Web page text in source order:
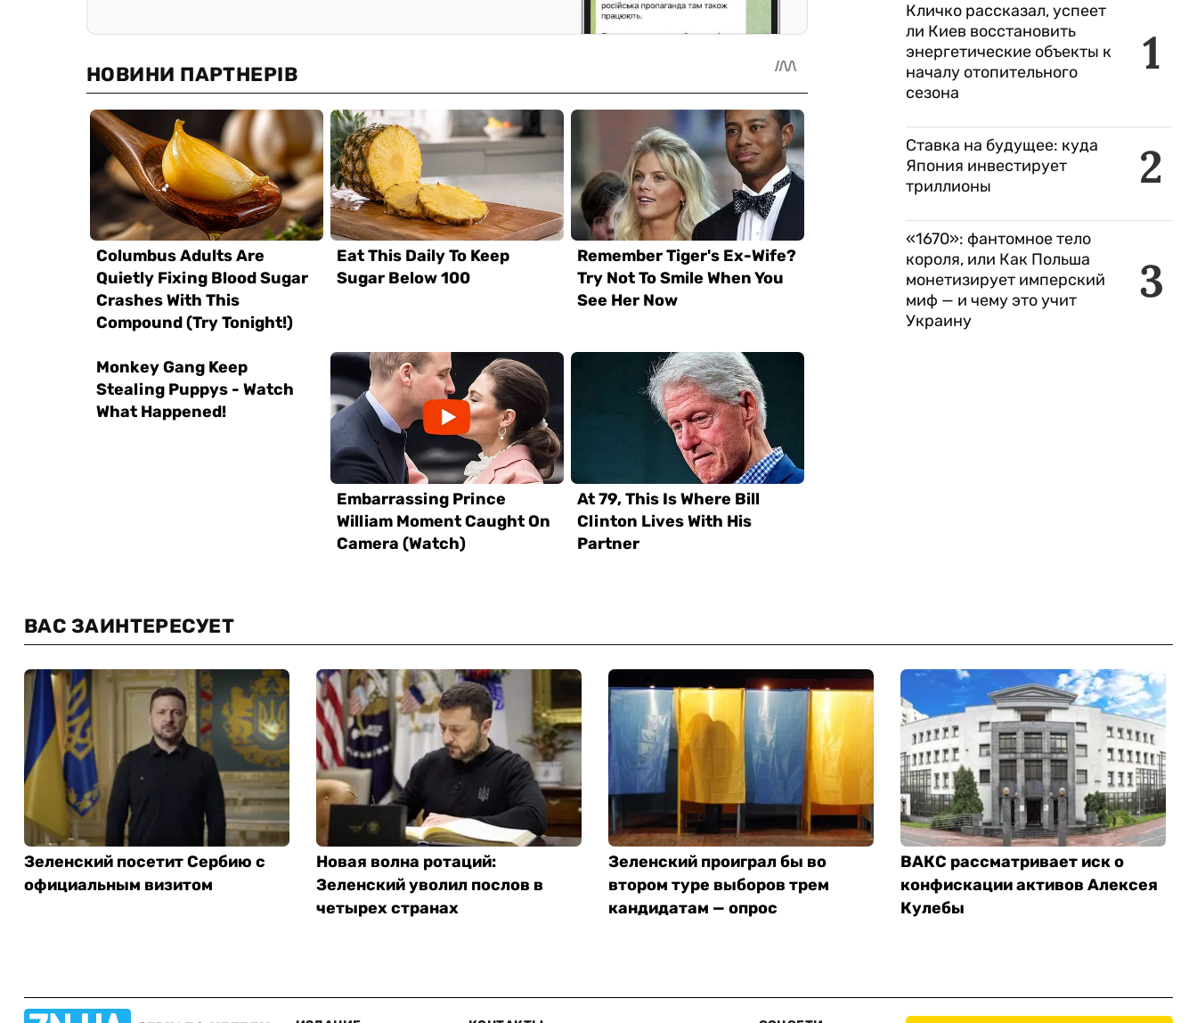
1
Кличко рассказал, успеет
ли Киев восстановить
энергетические объекты к
началу отопительного
сезона
2
Ставка на будущее: куда
Япония инвестирует
триллионы
3
«1670»: фантомное тело
короля, или Как Польша
монетизирует имперский
миф — и чему это учит
Украину
ВАС ЗАИНТЕРЕСУЕТ
Зеленский посетит Сербию с
официальным визитом
Новая волна ротаций:
Зеленский уволил послов в
четырех странах
Зеленский проиграл бы во
втором туре выборов трем
кандидатам — опрос
ВАКС рассматривает иск о
конфискации активов Алексея
Кулебы